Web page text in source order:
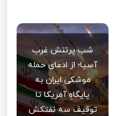
شب پرتنش غرب
آسیا؛ از ادعای حمله
موشکی ایران به
پایگاه آمریکا تا
توقیف سه نفتکش